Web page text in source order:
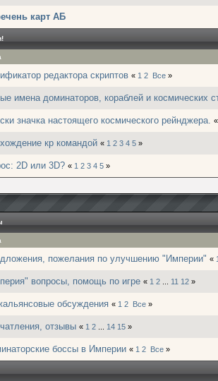
карт АБ
редактора скриптов « 1 2 Все »
имена доминаторов, кораблей и космических
значка настоящего космического рейнджера.
кр командой « 1 2 3 4 5 »
2D или 3D? « 1 2 3 4 5 »
пожелания по улучшению "Империи" «
вопросы, помощь по игре « 1 2 11 12 »
обсуждения « 1 2 Все »
отзывы « 1 2 14 15 »
боссы в Империи « 1 2 Все »